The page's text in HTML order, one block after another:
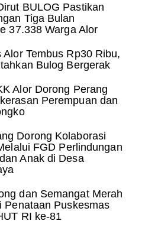
BULOG Pastikan
Tiga Bulan
37.338 Warga Alor
Alor Tembus Rp30 Ribu,
Bulog Bergerak
Alor Dorong Perang
Perempuan dan
Dorong Kolaborasi
FGD Perlindungan
Anak di Desa
dan Semangat Merah
Penataan Puskesmas
RI ke-81